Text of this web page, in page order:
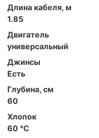
Длина кабеля, м
1.85
Двигатель
универсальный
Джинсы
Есть
Глубина, см
60
Хлопок
60 °С